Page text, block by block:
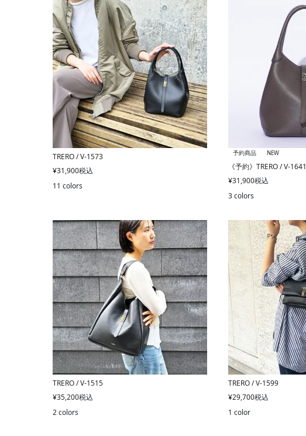
TRERO / V-1573
¥31,900税込
11 colors
予約商品 NEW
《予約》TRERO / V-1641
¥31,900税込
3 colors
TRERO / V-1515
¥35,200税込
2 colors
TRERO / V-1599
¥29,700税込
1 color